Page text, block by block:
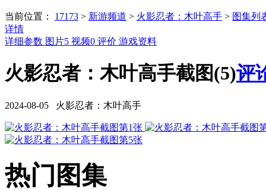
当前位置： 17173 > 新游频道 > 火影忍者：木叶高手 > 图集列
详情
详细参数 图片5 视频0 评价 游戏资料
火影忍者：木叶高手截图(5)评
2024-08-05 火影忍者：木叶高手
热门图集